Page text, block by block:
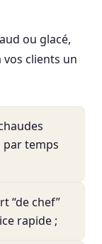
ou glacé,
vos clients un
par temps
“de chef”
rapide ;